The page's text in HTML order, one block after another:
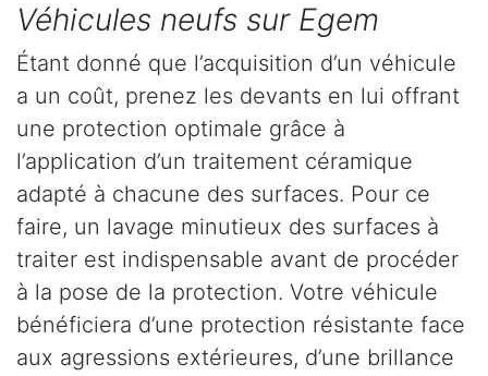
Véhicules neufs sur Egem
Étant donné que l’acquisition d’un véhicule
a un coût, prenez les devants en lui offrant
une protection optimale grâce à
l’application d’un traitement céramique
adapté à chacune des surfaces. Pour ce
faire, un lavage minutieux des surfaces à
traiter est indispensable avant de procéder
à la pose de la protection. Votre véhicule
bénéficiera d’une protection résistante face
aux agressions extérieures, d’une brillance